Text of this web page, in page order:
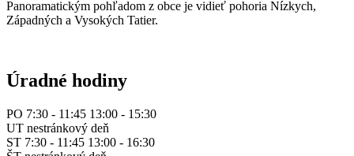
Panoramatickým pohľadom z obce je vidieť pohoria Nízkych,
Západných a Vysokých Tatier.
Úradné hodiny
PO 7:30 - 11:45 13:00 - 15:30
UT nestránkový deň
ST 7:30 - 11:45 13:00 - 16:30